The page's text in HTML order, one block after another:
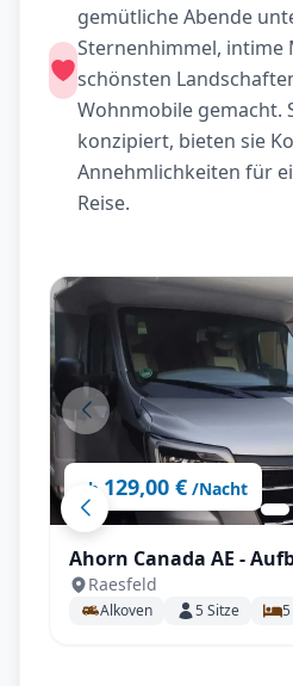
gemütliche Abende
Sternenhimmel, intime
schönsten
Wohnmobile gemacht.
konzipiert, bieten sie
Annehmlichkeiten für
Reise.
ab 129,00 € /Nacht
Ahorn Canada AE -
TV, Wechselrichter,
inklusive Paket
Raesfeld
Alkoven 5Sitze 5